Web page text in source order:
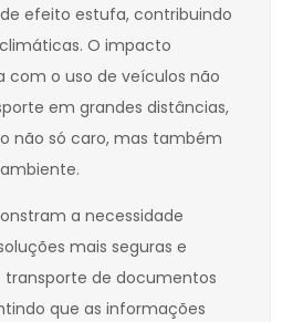
efeito estufa, contribuindo
O impacto
o uso de veículos não
em grandes distâncias,
não só caro, mas também
a necessidade
mais seguras e
transporte de documentos
que as informações